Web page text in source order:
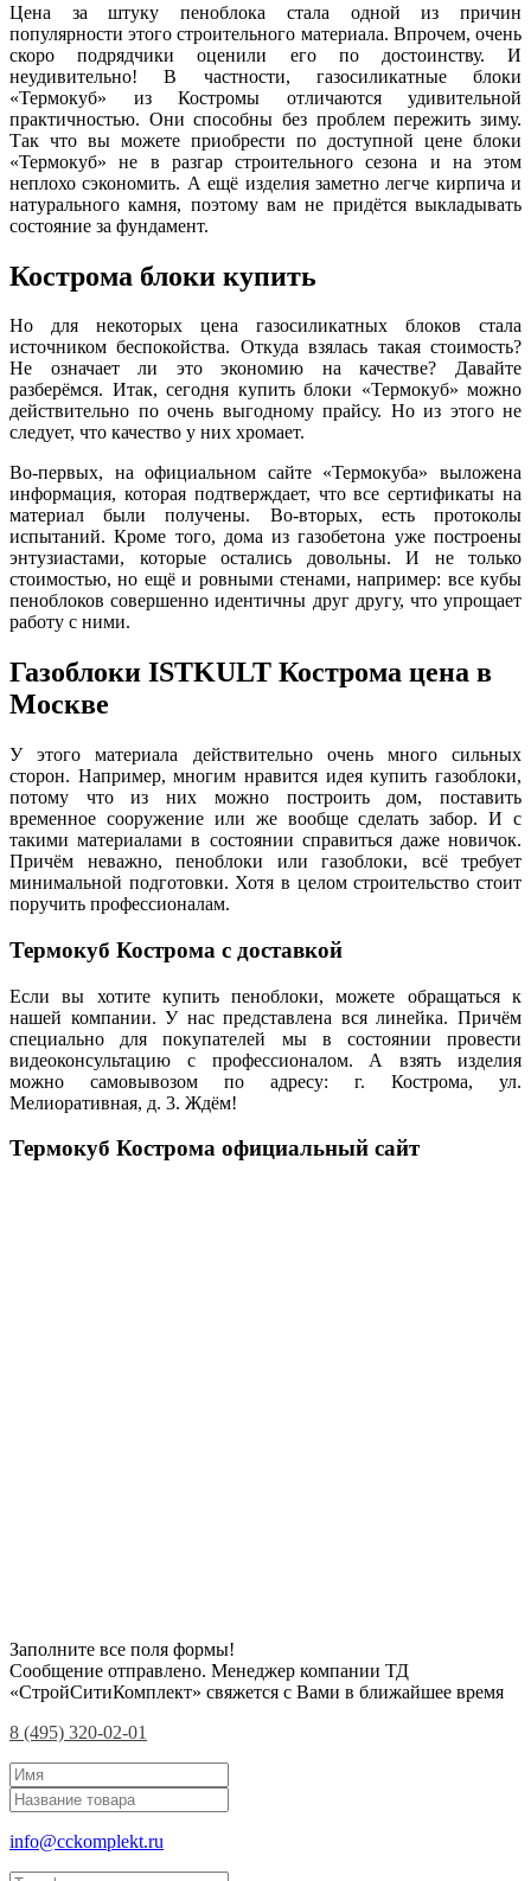
Цена за штуку пеноблока стала одной из причин
популярности этого строительного материала. Впрочем, очень
скоро подрядчики оценили его по достоинству. И
неудивительно! В частности, газосиликатные блоки
«Термокуб» из Костромы отличаются удивительной
практичностью. Они способны без проблем пережить зиму.
Так что вы можете приобрести по доступной цене блоки
«Термокуб» не в разгар строительного сезона и на этом
неплохо сэкономить. А ещё изделия заметно легче кирпича и
натурального камня, поэтому вам не придётся выкладывать
состояние за фундамент.
Кострома блоки купить
Но для некоторых цена газосиликатных блоков стала
источником беспокойства. Откуда взялась такая стоимость?
Не означает ли это экономию на качестве? Давайте
разберёмся. Итак, сегодня купить блоки «Термокуб» можно
действительно по очень выгодному прайсу. Но из этого не
следует, что качество у них хромает.
Во-первых, на официальном сайте «Термокуба» выложена
информация, которая подтверждает, что все сертификаты на
материал были получены. Во-вторых, есть протоколы
испытаний. Кроме того, дома из газобетона уже построены
энтузиастами, которые остались довольны. И не только
стоимостью, но ещё и ровными стенами, например: все кубы
пеноблоков совершенно идентичны друг другу, что упрощает
работу с ними.
Газоблоки ISTKULT Кострома цена в
Москве
У этого материала действительно очень много сильных
сторон. Например, многим нравится идея купить газоблоки,
потому что из них можно построить дом, поставить
временное сооружение или же вообще сделать забор. И с
такими материалами в состоянии справиться даже новичок.
Причём неважно, пеноблоки или газоблоки, всё требует
минимальной подготовки. Хотя в целом строительство стоит
поручить профессионалам.
Термокуб Кострома с доставкой
Если вы хотите купить пеноблоки, можете обращаться к
нашей компании. У нас представлена вся линейка. Причём
специально для покупателей мы в состоянии провести
видеоконсультацию с профессионалом. А взять изделия
можно самовывозом по адресу: г. Кострома, ул.
Мелиоративная, д. 3. Ждём!
Термокуб Кострома официальный сайт
Заполните все поля формы!
Сообщение отправлено. Менеджер компании ТД
«СтройСитиКомплект» свяжется с Вами в ближайшее время
8 (495) 320-02-01
info@cckomplekt.ru